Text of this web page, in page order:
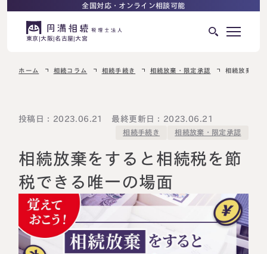
全国対応・オンライン相談可能
東京 大阪 名古屋 大宮
相続ロードマップ
ご相談の流れ
選ばれる理由
よくある質問
相続税申告について
ご相談の流れ
料金表
ホーム 相続コラム 相続手続き 相続放棄・限定承認 相続放棄を
投稿日：2023.06.21 最終更新日：2023.06.21
相続手続き 相続放棄・限定承認
相続放棄をすると相続税を節
税できる唯一の場面